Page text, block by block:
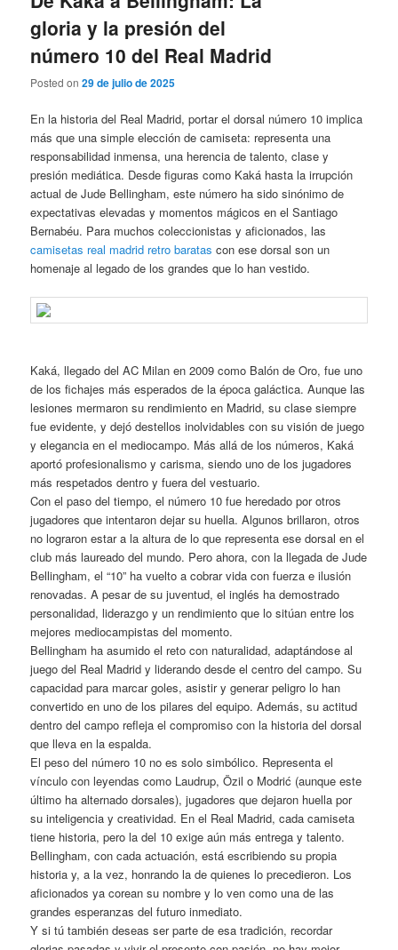
gloria y la presión del
número 10 del Real Madrid
Posted on29 de julio de 2025
En la historia del Real Madrid, portar el dorsal número 10 implica
más que una simple elección de camiseta: representa una
responsabilidad inmensa, una herencia de talento, clase y
presión mediática. Desde figuras como Kaká hasta la irrupción
actual de Jude Bellingham, este número ha sido sinónimo de
expectativas elevadas y momentos mágicos en el Santiago
Bernabéu. Para muchos coleccionistas y aficionados, las
camisetas real madrid retro baratas con ese dorsal son un
homenaje al legado de los grandes que lo han vestido.
Kaká, llegado del AC Milan en 2009 como Balón de Oro, fue uno
de los fichajes más esperados de la época galáctica. Aunque las
lesiones mermaron su rendimiento en Madrid, su clase siempre
fue evidente, y dejó destellos inolvidables con su visión de juego
y elegancia en el mediocampo. Más allá de los números, Kaká
aportó profesionalismo y carisma, siendo uno de los jugadores
más respetados dentro y fuera del vestuario.
Con el paso del tiempo, el número 10 fue heredado por otros
jugadores que intentaron dejar su huella. Algunos brillaron, otros
no lograron estar a la altura de lo que representa ese dorsal en el
club más laureado del mundo. Pero ahora, con la llegada de Jude
Bellingham, el “10” ha vuelto a cobrar vida con fuerza e ilusión
renovadas. A pesar de su juventud, el inglés ha demostrado
personalidad, liderazgo y un rendimiento que lo sitúan entre los
mejores mediocampistas del momento.
Bellingham ha asumido el reto con naturalidad, adaptándose al
juego del Real Madrid y liderando desde el centro del campo. Su
capacidad para marcar goles, asistir y generar peligro lo han
convertido en uno de los pilares del equipo. Además, su actitud
dentro del campo refleja el compromiso con la historia del dorsal
que lleva en la espalda.
El peso del número 10 no es solo simbólico. Representa el
vínculo con leyendas como Laudrup, Özil o Modrić (aunque este
último ha alternado dorsales), jugadores que dejaron huella por
su inteligencia y creatividad. En el Real Madrid, cada camiseta
tiene historia, pero la del 10 exige aún más entrega y talento.
Bellingham, con cada actuación, está escribiendo su propia
historia y, a la vez, honrando la de quienes lo precedieron. Los
aficionados ya corean su nombre y lo ven como una de las
grandes esperanzas del futuro inmediato.
Y si tú también deseas ser parte de esa tradición, recordar